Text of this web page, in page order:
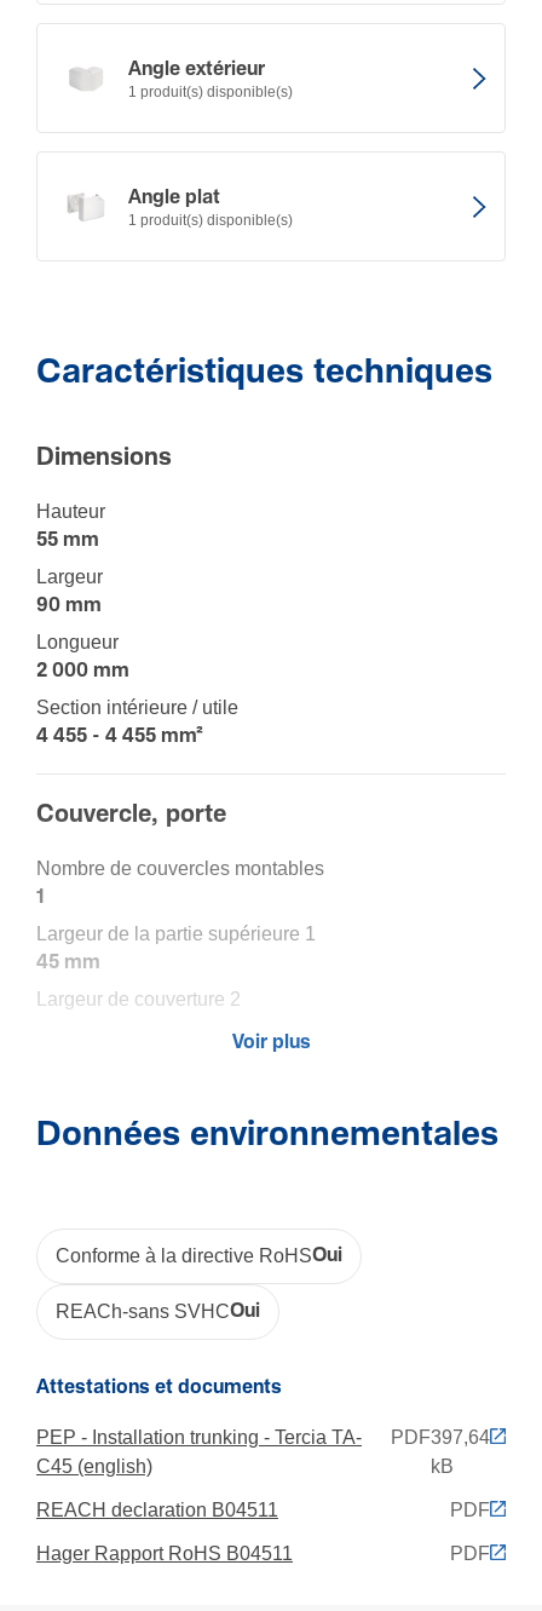
Angle extérieur
1 produit(s) disponible(s)
Angle plat
1 produit(s) disponible(s)
Caractéristiques techniques
Dimen­sions
Hauteur
55 mm
Largeur
90 mm
Longueur
2 000 mm
Section intérieure / utile
4 455 - 4 455 mm²
Couver­cle, porte
Nombre de couvercles montables
1
Largeur de la partie supé­rieure 1
45 mm
Largeur de couver­ture 2
Format compatible avec l'installation du dispo­sitif
47 x 45 mm
Installation, montage
Perfo­ra­tion de socle
Maté­riau
Voir plus
Données environnementales
Conforme à la directive RoHSOui
REACh-sans SVHCOui
Attestations et documents
PEP - Installation trunking - Tercia TA-
C45 (english)
PDF397,64
kB
REACH declaration B04511 PDF
Hager Rapport RoHS B04511 PDF